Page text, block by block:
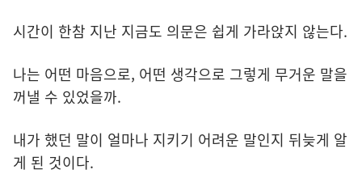
시간이 한참 지난 지금도 의문은 쉽게 가라앉지 않는다.
나는 어떤 마음으로, 어떤 생각으로 그렇게 무거운 말을
꺼낼 수 있었을까.
내가 했던 말이 얼마나 지키기 어려운 말인지 뒤늦게 알
게 된 것이다.